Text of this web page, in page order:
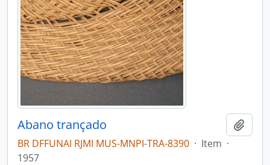
Abano trançado
BR DFFUNAI RJMI MUS-MNPI-TRA-8390 · Item ·
1957